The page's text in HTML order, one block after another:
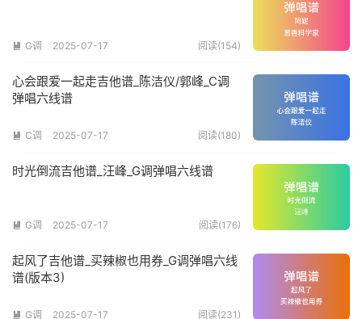
 G调 2025-07-17 阅读(154)
心会跟爱一起走吉他谱_陈洁仪/郭峰_C调
弹唱六线谱
 C调 2025-07-17 阅读(180)
时光倒流吉他谱_汪峰_G调弹唱六线谱
 G调 2025-07-17 阅读(176)
起风了吉他谱_买辣椒也用券_G调弹唱六线
谱(版本3)
 G调 2025-07-17 阅读(231)